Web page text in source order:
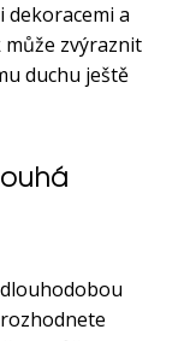
a
zvýraznit
duchu ještě